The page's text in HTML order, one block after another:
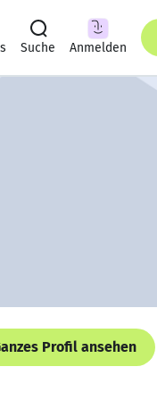
Suche Anmelden
Profil ansehen